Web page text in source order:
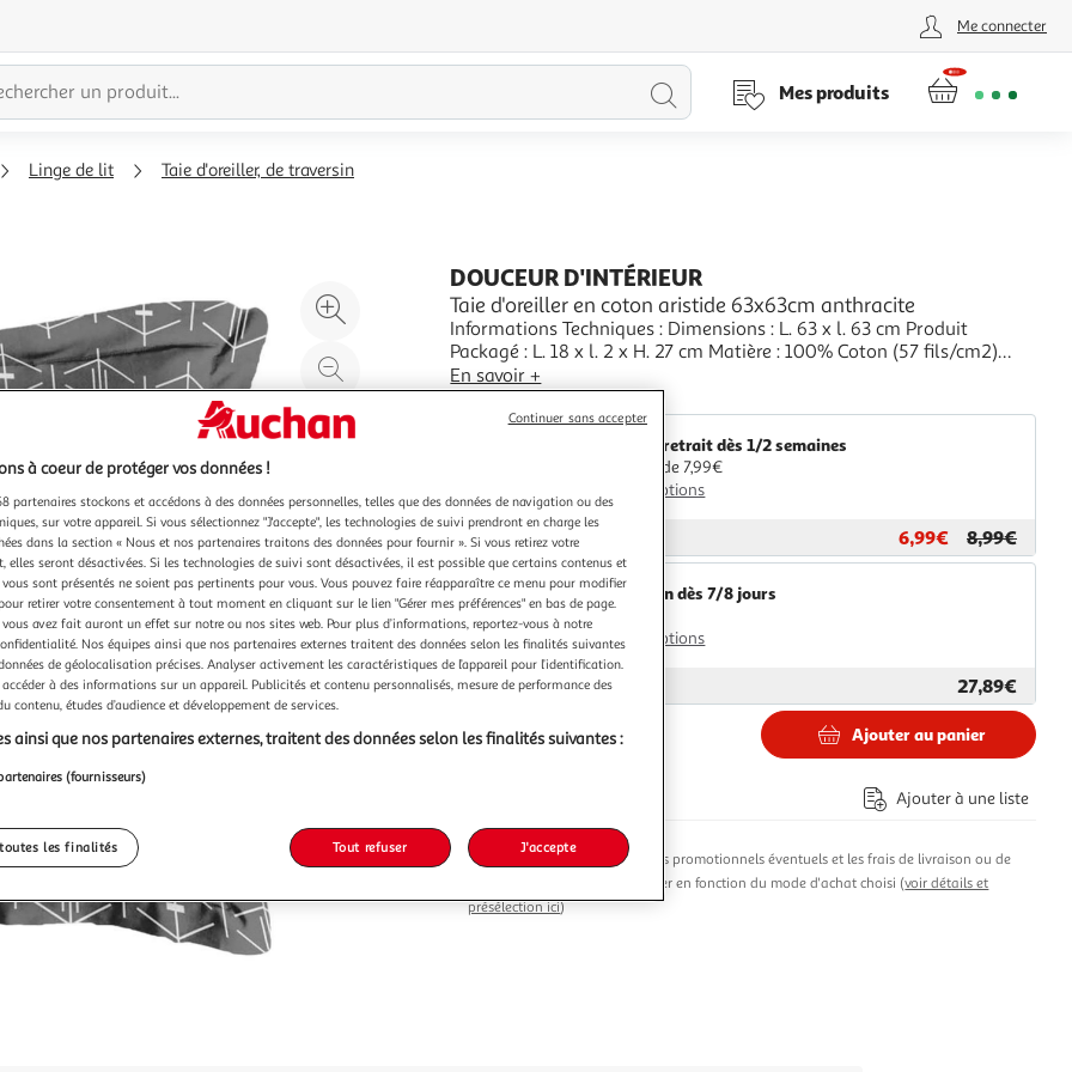
Me connecter
Lancer
Mes produits
Linge de lit Taie d'oreiller, de traversin
Agrandir
l'illustration
200%
l'illustration
à
%
Partager
produit
DOUCEUR D'INTÉRIEUR
Taie d'oreiller en coton aristide 63x63cm anthracite
Informations Techniques : Dimensions : L. 63 x l. 63 cm Produit
Packagé : L. 18 x l. 2 x H. 27 cm Matière : 100% Coton (57 fils/cm2)
Spécificités : Pratique & Moderne Taie d'Oreiller Forme Carrée Volant
Plat Motif Imprimé Certification Oeko-Tex Standard 100 S'utilise en
Mix & Match Poids : 0,19 kg C
En savoir +
Vendu parParis Prix
Livr. ou retrait dès 1/2 semaines
A partir de 7,99€
Plus d'options
Vendu parParis Prix 6,99€ 8,99€
Livraison dès 7/8 jours
4,99€
Plus d'options
Vendu parMultishop
27,89€
-22 %
Ajouter au panier
Ajouter à une liste
Le prix du produit, les avantages promotionnels éventuels et les frais de livraison ou de
retrait sont susceptibles de varier en fonction du mode d'achat choisi (voir détails et
présélection ici)
à coeur de protéger vos données !
partenaires stockons et accédons à des données personnelles, telles que des données de navigation ou des
sur votre appareil. Si vous sélectionnez "J'accepte", les technologies de suivi prendront en charge les
dans la section « Nous et nos partenaires traitons des données pour fournir ». Si vous retirez votre
elles seront désactivées. Si les technologies de suivi sont désactivées, il est possible que certains contenus et
sont présentés ne soient pas pertinents pour vous. Vous pouvez faire réapparaître ce menu pour modifier
retirer votre consentement à tout moment en cliquant sur le lien "Gérer mes préférences" en bas de page.
vous avez fait auront un effet sur notre ou nos sites web. Pour plus d’informations, reportez-vous à notre
Nos équipes ainsi que nos partenaires externes traitent des données selon les finalités suivantes
de géolocalisation précises. Analyser activement les caractéristiques de l’appareil pour l’identification.
à des informations sur un appareil. Publicités et contenu personnalisés, mesure de performance des
contenu, études d’audience et développement de services.
ainsi que nos partenaires externes, traitent des données selon les finalités suivantes :
(fournisseurs)
les finalités Tout refuser J'accepte
Continuer sans accepter